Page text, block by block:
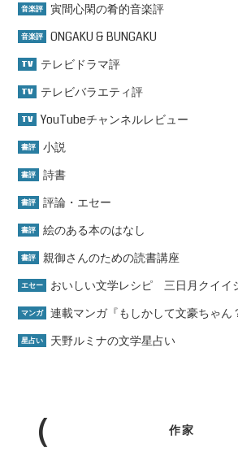
音楽評 寅間心閑の肴的音楽評
音楽評 ONGAKU & BUNGAKU
TV テレビドラマ評
TV テレビバラエティ評
TV YouTubeチャンネルレビュー
書評 小説
書評 詩書
書評 評論・エセー
書評 絵のある本のはなし
書評 親御さんのための読書講座
エセー おいしい文学レシピ 三日月クイイ
マンガ 連載マンガ『もしかして文豪ちゃん
星占い 天野ルミナの文学星占い
作家